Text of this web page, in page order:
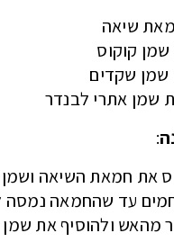
:
את חמאת השיאה
עד שהחמאה נמסה
מהאש ולהוסיף את